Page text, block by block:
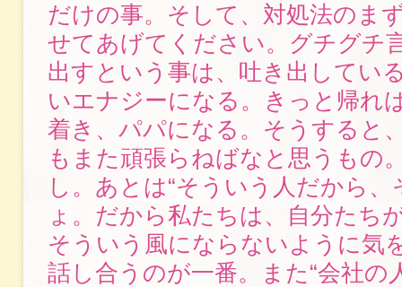
だけの事。そして、対処法のま
せてあげてください。グチグチ
出すという事は、吐き出してい
いエナジーになる。きっと帰れ
着き、パパになる。そうすると
もまた頑張らねばなと思うもの
し。あとは“そういう人だから
ょ。だから私たちは、自分たち
そういう風にならないように気
話し合うのが一番。また“会社の